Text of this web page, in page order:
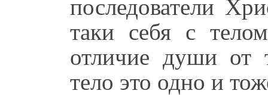
таки себя с
отличие души от
тело это одно и